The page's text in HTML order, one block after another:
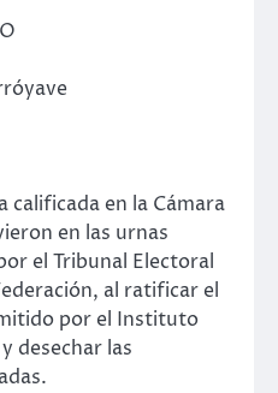
calificada en la Cámara
en las urnas
el Tribunal Electoral
al ratificar el
por el Instituto
desechar las